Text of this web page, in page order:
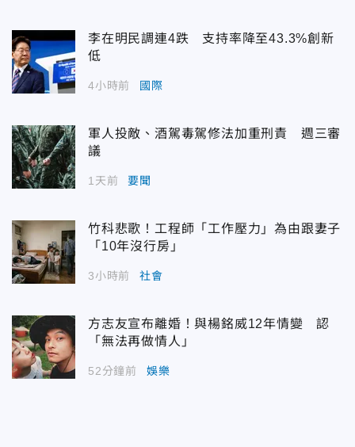
李在明民調連4跌 支持率降至43.3%創新
低
4小時前 國際
軍人投敵、酒駕毒駕修法加重刑責 週三審
議
1天前 要聞
竹科悲歌！工程師「工作壓力」為由跟妻子
「10年沒行房」
3小時前 社會
方志友宣布離婚！與楊銘威12年情變 認
「無法再做情人」
52分鐘前 娛樂